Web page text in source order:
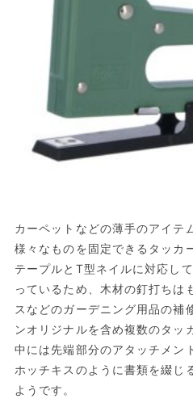
カーペットなどの薄手のアイテ
様々なものを固定できるタッカ
テープルとT型ネイルに対応し
っているため、木材の釘打ちは
スなどのガーデニング用品の補
ンオリジナルを含め複数のタッ
中には先端部分のアタッチメン
ホッチキスのように書類を綴じ
ようです。